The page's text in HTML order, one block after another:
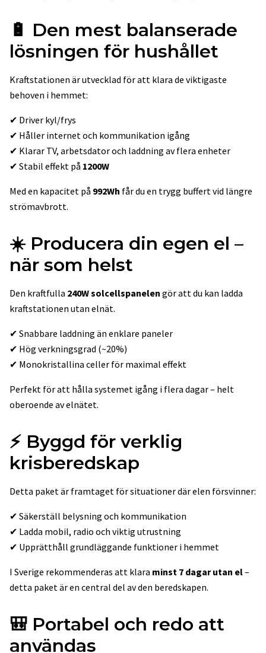
🔋 Den mest balanserade
lösningen för hushållet
Kraftstationen är utvecklad för att klara de viktigaste
behoven i hemmet:
✔ Driver kyl/frys
✔ Håller internet och kommunikation igång
✔ Klarar TV, arbetsdator och laddning av flera enheter
✔ Stabil effekt på 1200W
Med en kapacitet på 992Wh får du en trygg buffert vid längre
strömavbrott.
☀️ Producera din egen el –
när som helst
Den kraftfulla 240W solcellspanelen gör att du kan ladda
kraftstationen utan elnät.
✔ Snabbare laddning än enklare paneler
✔ Hög verkningsgrad (~20%)
✔ Monokristallina celler för maximal effekt
Perfekt för att hålla systemet igång i flera dagar – helt
oberoende av elnätet.
⚡ Byggd för verklig
krisberedskap
Detta paket är framtaget för situationer där elen försvinner:
✔ Säkerställ belysning och kommunikation
✔ Ladda mobil, radio och viktig utrustning
✔ Upprätthåll grundläggande funktioner i hemmet
I Sverige rekommenderas att klara minst 7 dagar utan el–
detta paket är en central del av den beredskapen.
🎒 Portabel och redo att
användas